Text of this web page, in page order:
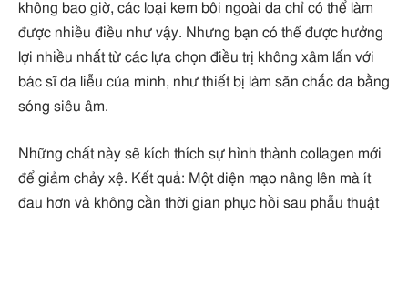
không bao giờ, các loại kem bôi ngoài da chỉ có thể làm
được nhiều điều như vậy. Nhưng bạn có thể được hưởng
lợi nhiều nhất từ ​​các lựa chọn điều trị không xâm lấn với
bác sĩ da liễu của mình, như thiết bị làm săn chắc da bằng
sóng siêu âm.
Những chất này sẽ kích thích sự hình thành collagen mới
để giảm chảy xệ. Kết quả: Một diện mạo nâng lên mà ít
đau hơn và không cần thời gian phục hồi sau phẫu thuật